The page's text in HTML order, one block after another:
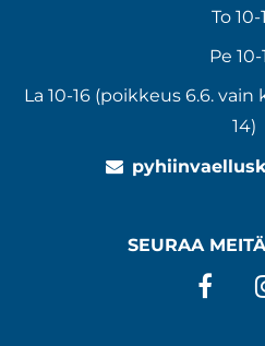
To 10-
Pe 10-
La 10-16 (poikkeus 6.6. vain
14)
SEURAA